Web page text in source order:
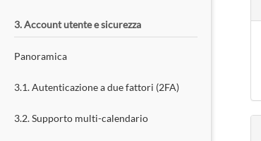
3. Account utente e sicurezza
Panoramica
3.1. Autenticazione a due fattori (2FA)
3.2. Supporto multi-calendario